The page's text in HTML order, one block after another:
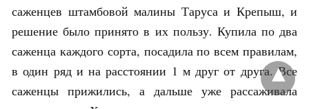
саженцев штамбовой малины Таруса и Крепыш, и
решение было принято в их пользу. Купила по два
саженца каждого сорта, посадила по всем правилам,
в один ряд и на расстоянии 1 м друг от друга. Все
саженцы прижились, а дальше уже рассаживала